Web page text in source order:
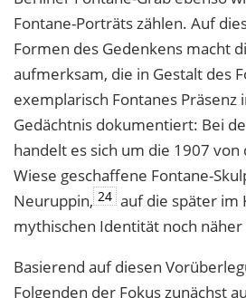
Fontane-Porträts zählen. Auf
Formen des Gedenkens macht
aufmerksam, die in Gestalt des
exemplarisch Fontanes Präsenz
Gedächtnis dokumentiert: Bei
handelt es sich um die 1907
Wiese geschaffene Fontane-
Neuruppin, 24 auf die später im
mythischen Identität noch
Basierend auf diesen
Folgenden der Fokus zunächst